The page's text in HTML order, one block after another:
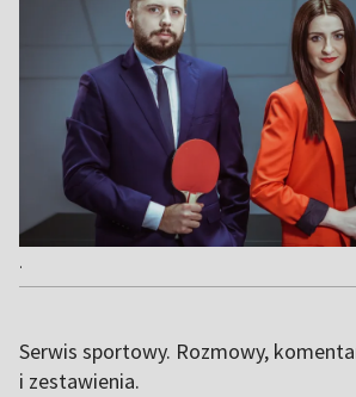
.
Serwis sportowy. Rozmowy,
i zestawienia.